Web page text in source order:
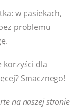
w pasiekach,
problemu
korzyści dla
Smacznego!
na naszej stronie